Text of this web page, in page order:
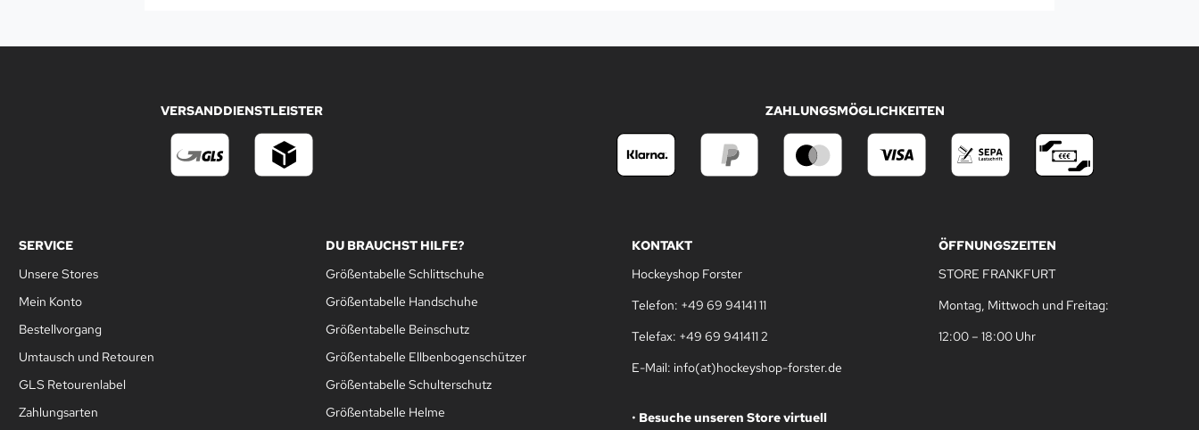
VERSANDDIENSTLEISTER ZAHLUNGSMÖGLICHKEITEN
SERVICE
Unsere Stores
Mein Konto
Bestellvorgang
Umtausch und Retouren
GLS Retourenlabel
Zahlungsarten
DU BRAUCHST HILFE?
Größentabelle Schlittschuhe
Größentabelle Handschuhe
Größentabelle Beinschutz
Größentabelle Ellbenbogenschützer
Größentabelle Schulterschutz
Größentabelle Helme
KONTAKT
Hockeyshop Forster
Telefon: +49 69 94141 11
Telefax: +49 69 941411 2
E-Mail: info(at)hockeyshop-forster.de
• Besuche unseren Store virtuell
ÖFFNUNGSZEITEN
STORE FRANKFURT
Montag, Mittwoch und Freitag:
12:00 – 18:00 Uhr